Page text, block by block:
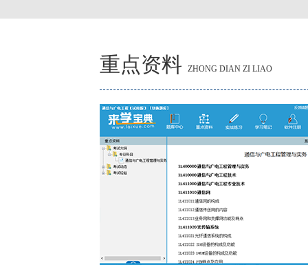
重点资料 ZHONG DIAN ZI LIAO